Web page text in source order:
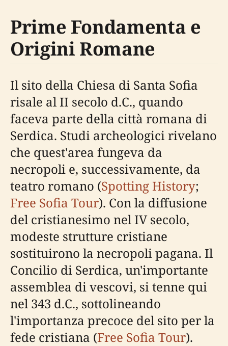
Prime Fondamenta e
Origini Romane
Il sito della Chiesa di Santa Sofia
risale al II secolo d.C., quando
faceva parte della città romana di
Serdica. Studi archeologici rivelano
che quest'area fungeva da
necropoli e, successivamente, da
teatro romano (Spotting History;
Free Sofia Tour). Con la diffusione
del cristianesimo nel IV secolo,
modeste strutture cristiane
sostituirono la necropoli pagana. Il
Concilio di Serdica, un'importante
assemblea di vescovi, si tenne qui
nel 343 d.C., sottolineando
l'importanza precoce del sito per la
fede cristiana (Free Sofia Tour).